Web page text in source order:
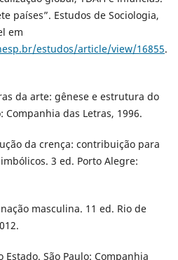
países”. Estudos de Sociologia,
em
estudos/article/view/16855.
da arte: gênese e estrutura do
Companhia das Letras, 1996.
da crença: contribuição para
3 ed. Porto Alegre:
masculina. 11 ed. Rio de
Estado. São Paulo: Companhia